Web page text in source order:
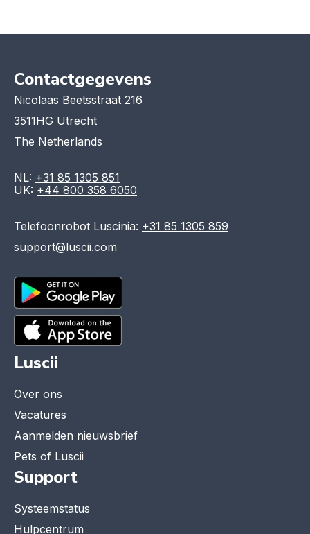
Contactgegevens
Nicolaas Beetsstraat 216
3511HG Utrecht
The Netherlands
NL: +31 85 1305 851
UK: +44 800 358 6050
Telefoonrobot Luscinia: +31 85 1305 859
support@luscii.com
Luscii
Over ons
Vacatures
Aanmelden nieuwsbrief
Pets of Luscii
Support
Systeemstatus
Hulpcentrum